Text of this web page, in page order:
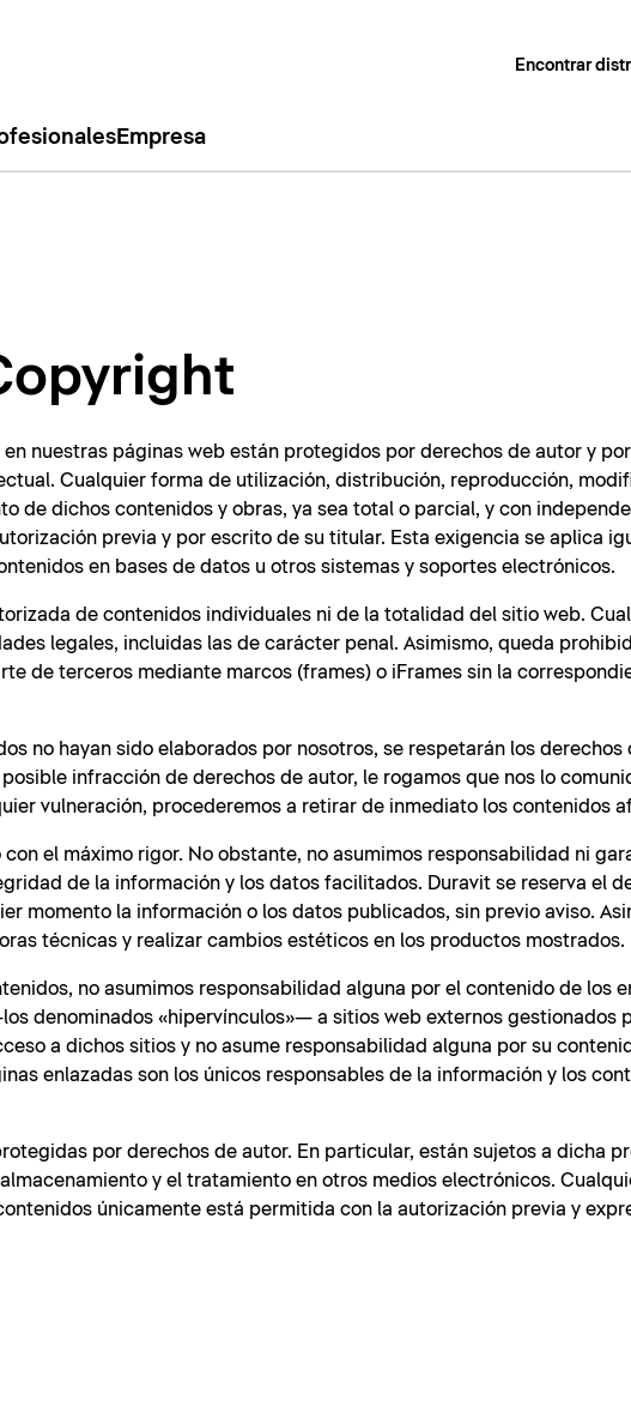
Encontrar
Empresa
nuestras páginas web están protegidos por derechos de autor y
Cualquier forma de utilización, distribución, reproducción,
de dichos contenidos y obras, ya sea total o parcial, y con
previa y por escrito de su titular. Esta exigencia se aplica
en bases de datos u otros sistemas y soportes electrónicos.
de contenidos individuales ni de la totalidad del sitio web.
legales, incluidas las de carácter penal. Asimismo, queda
de terceros mediante marcos (frames) o iFrames sin la
no hayan sido elaborados por nosotros, se respetarán los derechos
infracción de derechos de autor, le rogamos que nos lo
vulneración, procederemos a retirar de inmediato los contenidos
el máximo rigor. No obstante, no asumimos responsabilidad ni
de la información y los datos facilitados. Duravit se reserva el
momento la información o los datos publicados, sin previo aviso.
técnicas y realizar cambios estéticos en los productos mostrados.
no asumimos responsabilidad alguna por el contenido de los
denominados «hipervínculos»— a sitios web externos gestionados
a dichos sitios y no asume responsabilidad alguna por su
enlazadas son los únicos responsables de la información y los
por derechos de autor. En particular, están sujetos a dicha
y el tratamiento en otros medios electrónicos.
únicamente está permitida con la autorización previa y